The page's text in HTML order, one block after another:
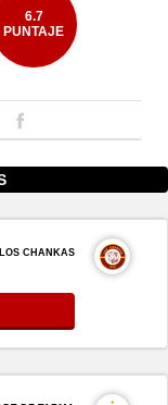
6.7
PUNTAJE
LOS CHANKAS